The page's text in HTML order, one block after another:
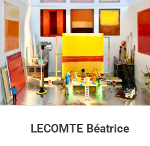
LECOMTE Béatrice